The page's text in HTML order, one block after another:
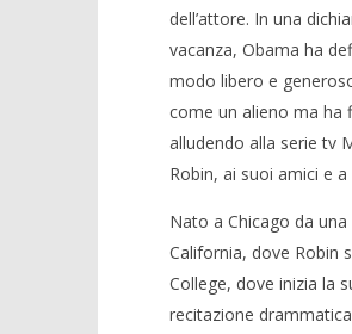
dell’attore. In una
vacanza, Obama ha
modo libero e
come un alieno ma ha
alludendo alla serie tv
Robin, ai suoi amici e
Nato a Chicago da
California, dove Robin
College, dove inizia la
recitazione